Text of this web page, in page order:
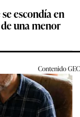
escondía en
una menor
ContenidoGEC